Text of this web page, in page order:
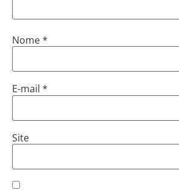
Nome*
E-mail *
Site